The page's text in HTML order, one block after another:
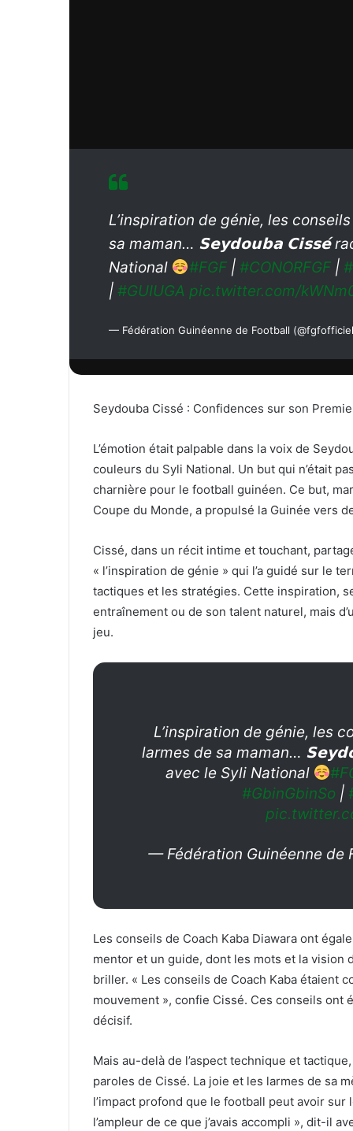
L’inspiration de génie, les
sa maman… 𝗦𝗲𝘆𝗱𝗼𝘂𝗯𝗮 𝗖𝗶𝘀𝘀𝗲́
National
#FGF| #CONORFGF|
| #GUIUGA pic.twitter.com/
— Fédération Guinéenne de Football
Seydouba Cissé : Confidences sur son
L’émotion était palpable dans la voix de
couleurs du Syli National. Un but qui n’était
charnière pour le football guinéen. Ce but,
Coupe du Monde, a propulsé la Guinée vers
Cissé, dans un récit intime et touchant,
« l’inspiration de génie » qui l’a guidé sur le
tactiques et les stratégies. Cette inspiration,
entraînement ou de son talent naturel, mais
jeu.
L’inspiration de génie, les
larmes de sa maman…
avec le Syli National
#GbinGbinSo |
— Fédération Guinéenne de
Les conseils de Coach Kaba Diawara ont
mentor et un guide, dont les mots et la vision
briller. « Les conseils de Coach Kaba étaient
mouvement », confie Cissé. Ces conseils
décisif.
Mais au-delà de l’aspect technique et
paroles de Cissé. La joie et les larmes de sa
l’impact profond que le football peut avoir sur
l’ampleur de ce que j’avais accompli », dit-il